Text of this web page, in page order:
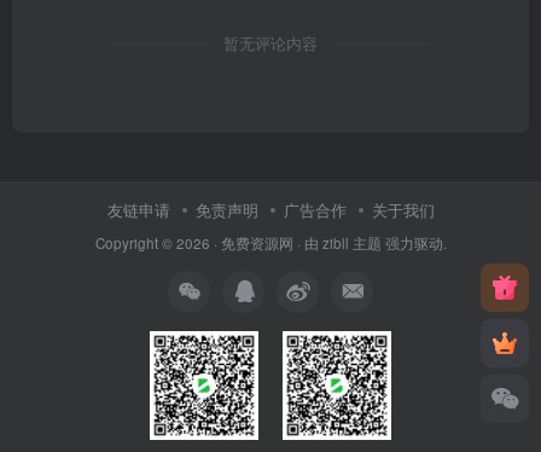
暂无评论内容
友链申请 免责声明 广告合作 关于我们
Copyright © 2026 · 免费资源网 · 由 zibll 主题 强力驱动.